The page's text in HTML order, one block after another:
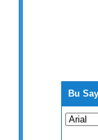
Bu